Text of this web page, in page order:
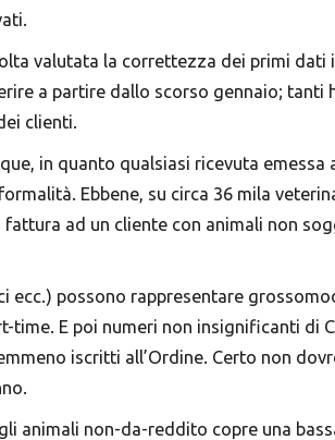
valutata la correttezza dei primi dati
a partire dallo scorso gennaio; tanti
clienti.
in quanto qualsiasi ricevuta emessa
Ebbene, su circa 36 mila
ad un cliente con animali non
ecc.) possono rappresentare
E poi numeri non insignificanti di
iscritti all’Ordine. Certo non
animali non-da-reddito copre una